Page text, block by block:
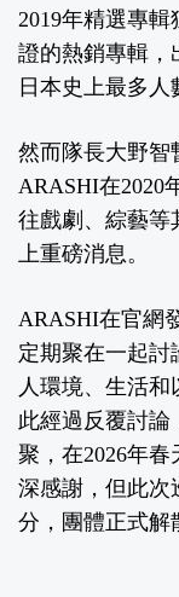
2019年精選專
證的熱銷專輯，
日本史上最多人
然而隊長大野智
ARASHI在2020
往戲劇、綜藝等
上重磅消息。
ARASHI在官網
定期聚在一起討
人環境、生活
此經過反覆討論
聚，在2026年
深感謝，但此次
分，團體正式解